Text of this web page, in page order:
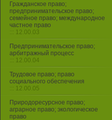
Гражданское право;
предпринимательское право;
семейное право; международное
частное право
::: 12.00.03
Предпринимательское право;
арбитражный процесс
::: 12.00.04
Трудовое право; право
социального обеспечения
::: 12.00.05
Природоресурсное право;
аграрное право; экологическое
право